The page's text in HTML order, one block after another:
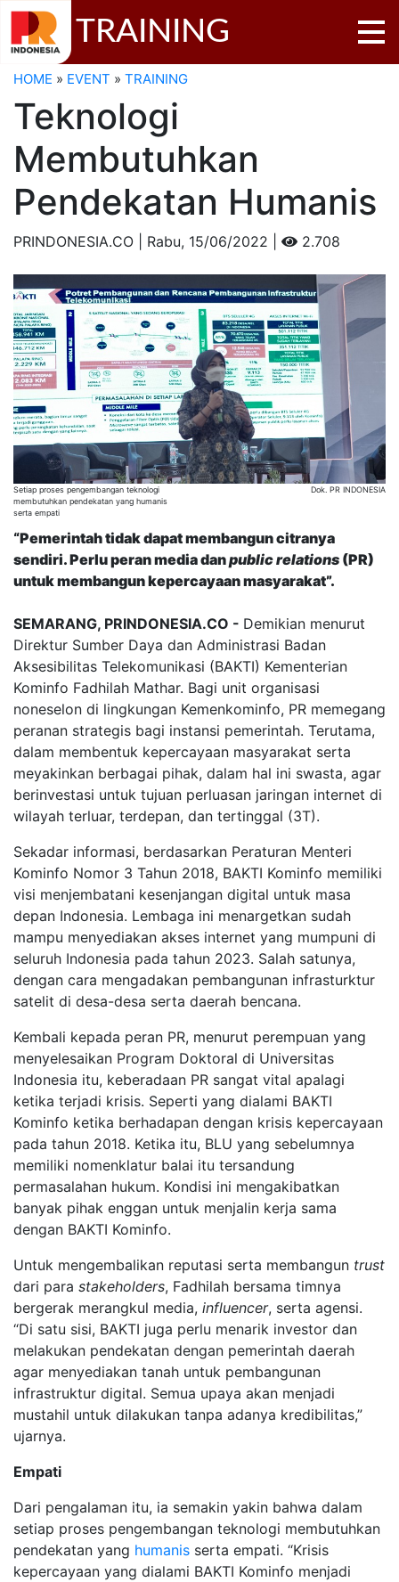
TRAINING
HOME » EVENT » TRAINING
Teknologi
Membutuhkan
Pendekatan Humanis
PRINDONESIA.CO | Rabu, 15/06/2022 | 2.708
Setiap proses pengembangan teknologi
membutuhkan pendekatan yang humanis
serta empati
Dok. PR INDONESIA
“Pemerintah tidak dapat membangun citranya
sendiri. Perlu peran media danpublic relations (PR)
untuk membangun kepercayaan masyarakat”.
SEMARANG, PRINDONESIA.CO - Demikian menurut
Direktur Sumber Daya dan Administrasi Badan
Aksesibilitas Telekomunikasi (BAKTI) Kementerian
Kominfo Fadhilah Mathar. Bagi unit organisasi
noneselon di lingkungan Kemenkominfo, PR memegang
peranan strategis bagi instansi pemerintah. Terutama,
dalam membentuk kepercayaan masyarakat serta
meyakinkan berbagai pihak, dalam hal ini swasta, agar
berinvestasi untuk tujuan perluasan jaringan internet di
wilayah terluar, terdepan, dan tertinggal (3T).
Sekadar informasi, berdasarkan Peraturan Menteri
Kominfo Nomor 3 Tahun 2018, BAKTI Kominfo memiliki
visi menjembatani kesenjangan digital untuk masa
depan Indonesia. Lembaga ini menargetkan sudah
mampu menyediakan akses internet yang mumpuni di
seluruh Indonesia pada tahun 2023. Salah satunya,
dengan cara mengadakan pembangunan infrasturktur
satelit di desa-desa serta daerah bencana.
Kembali kepada peran PR, menurut perempuan yang
menyelesaikan Program Doktoral di Universitas
Indonesia itu, keberadaan PR sangat vital apalagi
ketika terjadi krisis. Seperti yang dialami BAKTI
Kominfo ketika berhadapan dengan krisis kepercayaan
pada tahun 2018. Ketika itu, BLU yang sebelumnya
memiliki nomenklatur balai itu tersandung
permasalahan hukum. Kondisi ini mengakibatkan
banyak pihak enggan untuk menjalin kerja sama
dengan BAKTI Kominfo.
Untuk mengembalikan reputasi serta membangun trust
dari para stakeholders, Fadhilah bersama timnya
bergerak merangkul media, influencer, serta agensi.
“Di satu sisi, BAKTI juga perlu menarik investor dan
melakukan pendekatan dengan pemerintah daerah
agar menyediakan tanah untuk pembangunan
infrastruktur digital. Semua upaya akan menjadi
mustahil untuk dilakukan tanpa adanya kredibilitas,”
ujarnya.
Empati
Dari pengalaman itu, ia semakin yakin bahwa dalam
setiap proses pengembangan teknologi membutuhkan
pendekatan yang humanis serta empati. “Krisis
kepercayaan yang dialami BAKTI Kominfo menjadi